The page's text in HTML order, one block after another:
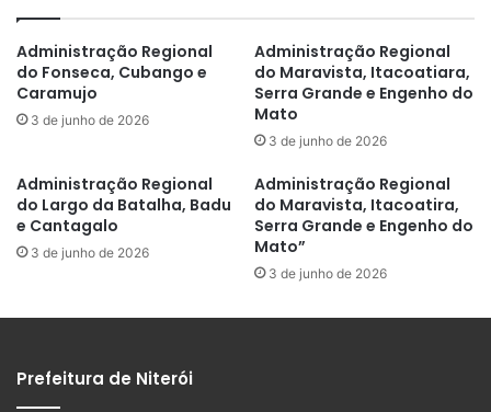
Administração Regional
do Fonseca, Cubango e
Caramujo
3 de junho de 2026
Administração Regional
do Maravista, Itacoatiara,
Serra Grande e Engenho do
Mato
3 de junho de 2026
Administração Regional
do Largo da Batalha, Badu
e Cantagalo
3 de junho de 2026
Administração Regional
do Maravista, Itacoatira,
Serra Grande e Engenho do
Mato”
3 de junho de 2026
Prefeitura de Niterói